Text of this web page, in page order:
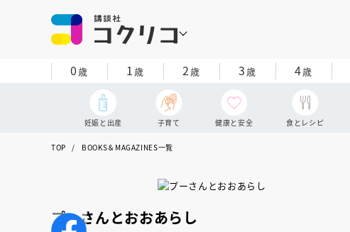
0歳 1歳 2歳 3歳 4歳
妊娠と出産 子育て 健康と安全 食とレシピ
TOP BOOKS＆MAGAZINES一覧
プーさんとおおあらし